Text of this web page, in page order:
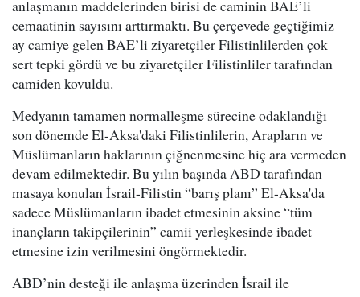
anlaşmanın maddelerinden birisi de caminin BAE’li
cemaatinin sayısını arttırmaktı. Bu çerçevede geçtiğimiz
ay camiye gelen BAE’li ziyaretçiler Filistinlilerden çok
sert tepki gördü ve bu ziyaretçiler Filistinliler tarafından
camiden kovuldu.
Medyanın tamamen normalleşme sürecine odaklandığı
son dönemde El-Aksa'daki Filistinlilerin, Arapların ve
Müslümanların haklarının çiğnenmesine hiç ara vermeden
devam edilmektedir. Bu yılın başında ABD tarafından
masaya konulan İsrail-Filistin “barış planı” El-Aksa'da
sadece Müslümanların ibadet etmesinin aksine “tüm
inançların takipçilerinin” camii yerleşkesinde ibadet
etmesine izin verilmesini öngörmektedir.
ABD’nin desteği ile anlaşma üzerinden İsrail ile